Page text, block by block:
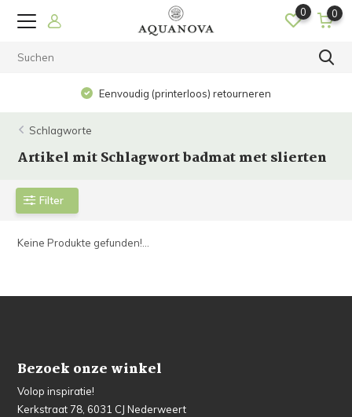
0 0
Eenvoudig (printerloos) retourneren
Schlagworte
Artikel mit Schlagwort badmat met slierten
Filter
Keine Produkte gefunden!...
Bezoek onze winkel
Volop inspiratie!
Kerkstraat 78, 6031 CJ Nederweert